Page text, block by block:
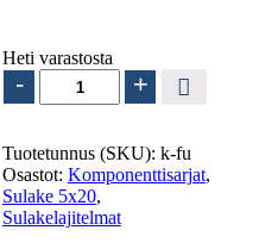
Heti varastosta
-
Sulakelajitelma
100
-
5x20mm
(Hidas)
määrä
+
Tuotetunnus (SKU): k-fu
Osastot: Komponenttisarjat,
Sulake 5x20,
Sulakelajitelmat